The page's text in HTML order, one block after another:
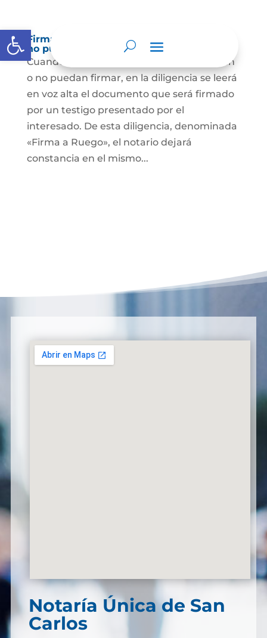
Abrir barra de herramientas
Firma a Ruego – Personas que no saben o
no puede firmar
Cuando se trate de personas que no sepan
o no puedan firmar, en la diligencia se leerá
en voz alta el documento que será firmado
por un testigo presentado por el
interesado. De esta diligencia, denominada
«Firma a Ruego», el notario dejará
constancia en el mismo...
Notaría Única de San
Carlos